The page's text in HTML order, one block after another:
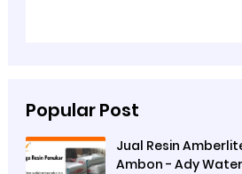
Popular Post
Jual Resin
Ambon - Ady Water